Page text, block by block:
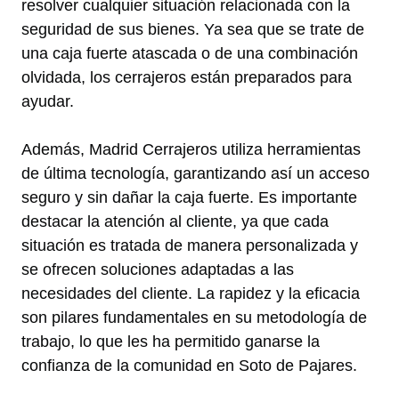
resolver cualquier situación relacionada con la
seguridad de sus bienes. Ya sea que se trate de
una caja fuerte atascada o de una combinación
olvidada, los cerrajeros están preparados para
ayudar.
Además, Madrid Cerrajeros utiliza herramientas
de última tecnología, garantizando así un acceso
seguro y sin dañar la caja fuerte. Es importante
destacar la atención al cliente, ya que cada
situación es tratada de manera personalizada y
se ofrecen soluciones adaptadas a las
necesidades del cliente. La rapidez y la eficacia
son pilares fundamentales en su metodología de
trabajo, lo que les ha permitido ganarse la
confianza de la comunidad en Soto de Pajares.